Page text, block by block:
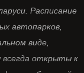
Расписание
автопарков,
виде,
открыты к